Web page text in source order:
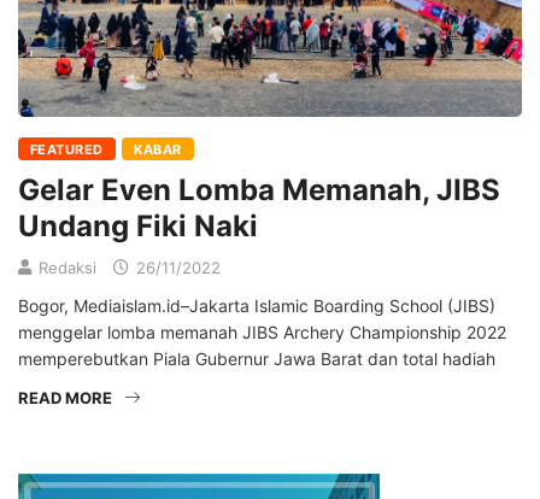
FEATURED KABAR
Gelar Even Lomba Memanah, JIBS
Undang Fiki Naki
Redaksi 26/11/2022
Bogor, Mediaislam.id–Jakarta Islamic Boarding School (JIBS)
menggelar lomba memanah JIBS Archery Championship 2022
memperebutkan Piala Gubernur Jawa Barat dan total hadiah
READ MORE